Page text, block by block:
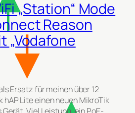
„Station“ Mode
Reason
„Vodafone
Ersatz für meinen über 12
hAP Lite einen neuen MikroTik